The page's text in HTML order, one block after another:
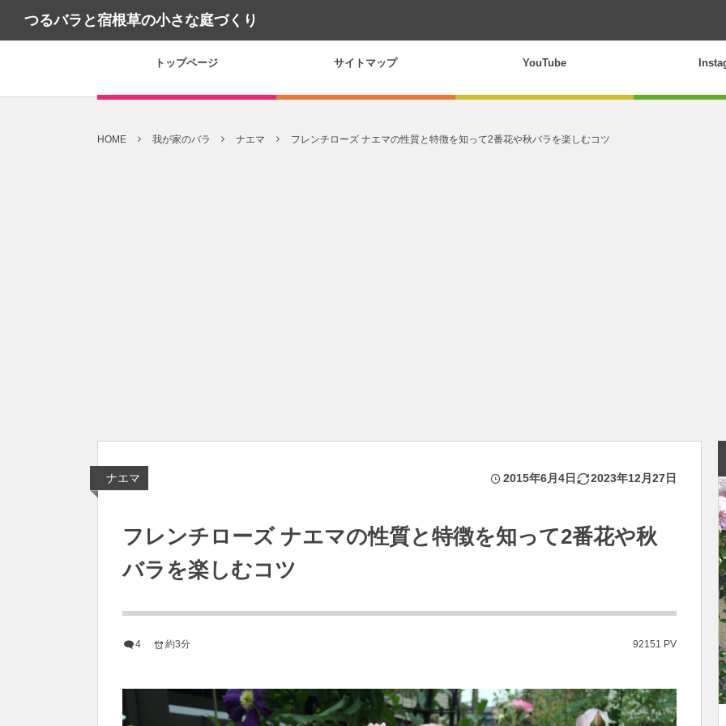
つるバラと宿根草の小さな庭づくり
トップページ サイトマップ YouTube
HOME 我が家のバラ ナエマ フレンチローズ ナエマの性質と特徴を知って2番花や秋バラを楽しむコツ
ナエマ 2015年6月4日 2023年12月27日
フレンチローズ ナエマの性質と特徴を知って2番花や秋
バラを楽しむコツ
4 92151 PV
約3分